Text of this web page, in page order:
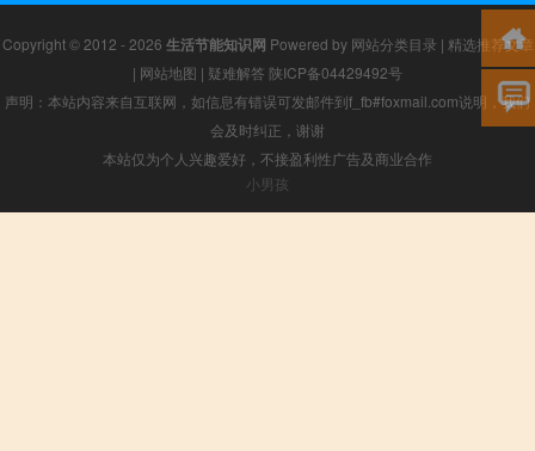
Copyright © 2012 - 2026 生活节能知识网 Powered by 网站分类目录 | 精选推荐文章
| 网站地图 | 疑难解答 陕ICP备04429492号
声明：本站内容来自互联网，如信息有错误可发邮件到f_fb#foxmail.com说明，我们
会及时纠正，谢谢
本站仅为个人兴趣爱好，不接盈利性广告及商业合作
小男孩